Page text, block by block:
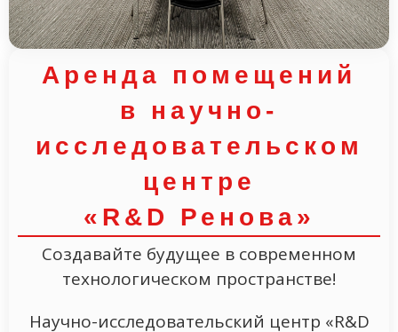
Аренда помещений
в научно-
исследовательском
центре
«R&D Ренова»
Создавайте будущее в современном
технологическом пространстве!
Научно-исследовательский центр «R&D